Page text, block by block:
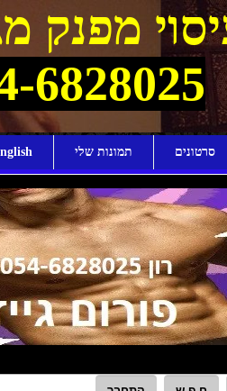
מפנק
6828025
סרטונים תמונות שלי